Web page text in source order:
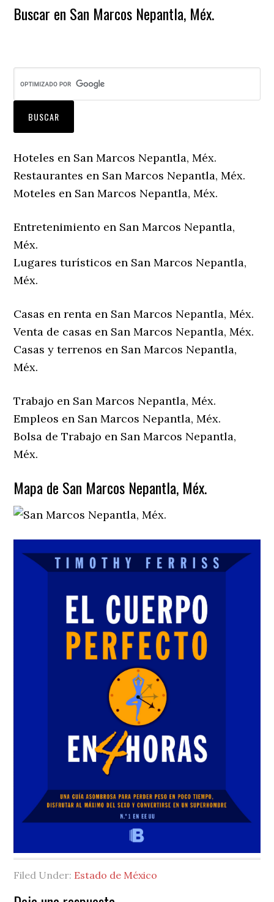
Buscar en San Marcos Nepantla, Méx.
Hoteles en San Marcos Nepantla, Méx.
Restaurantes en San Marcos Nepantla, Méx.
Moteles en San Marcos Nepantla, Méx.
Entretenimiento en San Marcos Nepantla,
Méx.
Lugares turísticos en San Marcos Nepantla,
Méx.
Casas en renta en San Marcos Nepantla, Méx.
Venta de casas en San Marcos Nepantla, Méx.
Casas y terrenos en San Marcos Nepantla,
Méx.
Trabajo en San Marcos Nepantla, Méx.
Empleos en San Marcos Nepantla, Méx.
Bolsa de Trabajo en San Marcos Nepantla,
Méx.
Mapa de San Marcos Nepantla, Méx.
Filed Under: Estado de México